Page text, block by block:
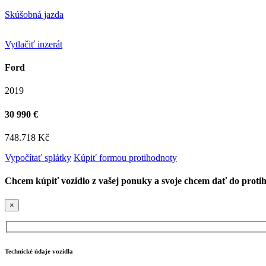
Skúšobná jazda
Vytlačiť inzerát
Ford
2019
30 990 €
748.718 Kč
Vypočítať splátky Kúpiť formou protihodnoty
Chcem kúpiť vozidlo z vašej ponuky a svoje chcem dať do
×
Technické údaje vozidla